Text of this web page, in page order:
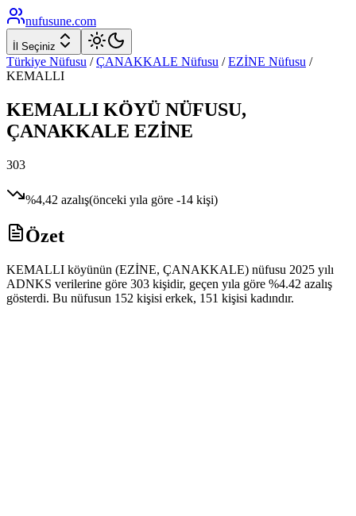
nufusune.com
İl Seçiniz
Türkiye Nüfusu / ÇANAKKALE Nüfusu / EZİNE Nüfusu /
KEMALLI
KEMALLI KÖYÜ NÜFUSU,
ÇANAKKALE EZİNE
303
%4,42 azalış(önceki yıla göre -14 kişi)
Özet
KEMALLI köyünün (EZİNE, ÇANAKKALE) nüfusu 2025 yılı
ADNKS verilerine göre 303 kişidir, geçen yıla göre %4.42 azalış
gösterdi. Bu nüfusun 152 kişisi erkek, 151 kişisi kadındır.